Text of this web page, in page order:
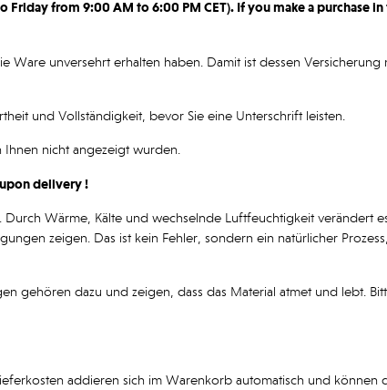
from 9:00 AM to 6:00 PM CET). If you make a purchase
unversehrt erhalten haben. Damit ist dessen Versicherung
und Vollständigkeit, bevor Sie eine Unterschrift leisten.
nicht angezeigt wurden.
delivery !
Wärme, Kälte und wechselnde Luftfeuchtigkeit verändert
zeigen. Das ist kein Fehler, sondern ein natürlicher
gehören dazu und zeigen, dass das Material atmet und lebt.
addieren sich im Warenkorb automatisch und können